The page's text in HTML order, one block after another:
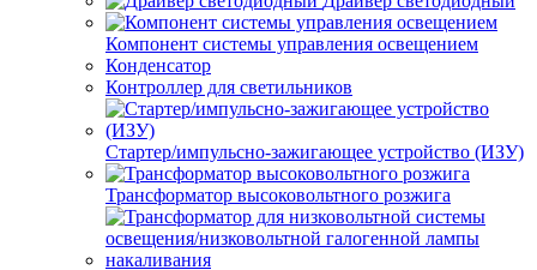
Компонент системы управления освещением
Конденсатор
Контроллер для светильников
Стартер/импульсно-зажигающее устройство (ИЗУ)
Трансформатор высоковольтного розжига